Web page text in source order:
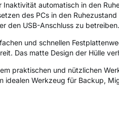
automatisch in den
des PCs in den
den USB-Anschluss zu betreiben.
und schnellen
Das matte Design der Hülle
praktischen und nützlichen
idealen Werkzeug für Backup,